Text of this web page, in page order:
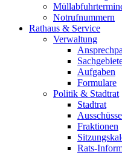
Notrufnummern
Rathaus & Service
Verwaltung
Aufgaben
Formulare
Politik & Stadtrat
Stadtrat
Ausschüsse
Fraktionen
Rats-